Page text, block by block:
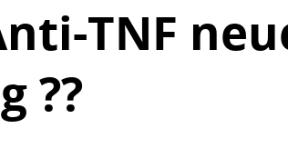
TNF
??